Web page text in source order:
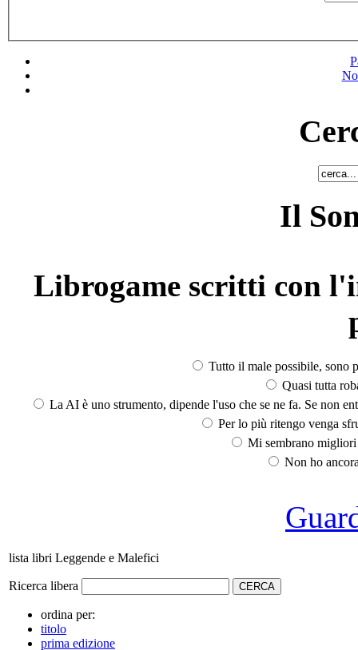
Il
Librogame scritti con
Tutto il male possibile, sono
Quasi tutta
La AI è uno strumento, dipende l'uso che se ne fa. Se non
Per lo più ritengo venga
Mi sembrano
Non ho
lista libri Leggende e Malefici
Ricerca libera
ordina per:
titolo
prima edizione